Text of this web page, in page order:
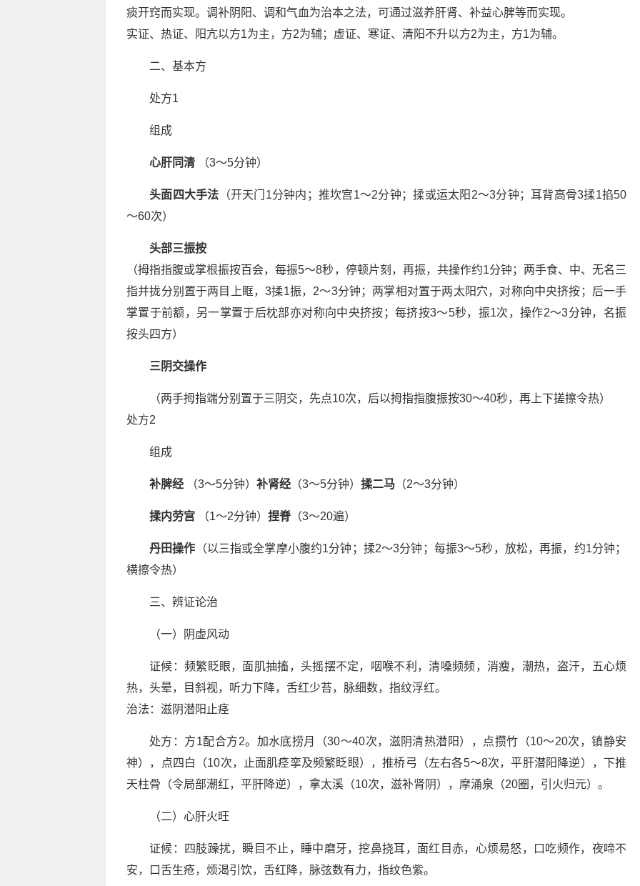
痰开窍而实现。调补阴阳、调和气血为治本之法，可通过滋养肝肾、补益心脾等而实现。
实证、热证、阳亢以方1为主，方2为辅；虚证、寒证、清阳不升以方2为主，方1为辅。
二、基本方
处方1
组成
心肝同清 （3～5分钟）
头面四大手法 （开天门1分钟内；推坎宫1～2分钟；揉或运太阳2～3分钟；耳背高骨3揉1掐50
～60次）
头部三振按
（拇指指腹或掌根振按百会，每振5～8秒，停顿片刻，再振，共操作约1分钟；两手食、中、无名三
指并拢分别置于两目上眶，3揉1振，2～3分钟；两掌相对置于两太阳穴，对称向中央挤按；后一手
掌置于前额，另一掌置于后枕部亦对称向中央挤按；每挤按3～5秒，振1次，操作2～3分钟，名振
按头四方）
三阴交操作
（两手拇指端分别置于三阴交，先点10次，后以拇指指腹振按30～40秒，再上下搓擦令热）
处方2
组成
补脾经 （3～5分钟） 补肾经 （3～5分钟） 揉二马 （2～3分钟）
揉内劳宫 （1～2分钟） 捏脊 （3～20遍）
丹田操作 （以三指或全掌摩小腹约1分钟；揉2～3分钟；每振3～5秒，放松，再振，约1分钟；
横擦令热）
三、辨证论治
（一）阴虚风动
证候：频繁眨眼，面肌抽搐，头摇摆不定，咽喉不利，清嗓频频，消瘦，潮热，盗汗，五心烦
热，头晕，目斜视，听力下降，舌红少苔，脉细数，指纹浮红。
治法：滋阴潜阳止痉
处方：方1配合方2。加水底捞月（30～40次，滋阴清热潜阳），点攒竹（10～20次，镇静安
神），点四白（10次，止面肌痉挛及频繁眨眼），推桥弓（左右各5～8次，平肝潜阳降逆），下推
天柱骨（令局部潮红，平肝降逆），拿太溪（10次，滋补肾阴），摩涌泉（20圈，引火归元）。
（二）心肝火旺
证候：四肢躁扰，瞬目不止，睡中磨牙，挖鼻挠耳，面红目赤，心烦易怒，口吃频作，夜啼不
安，口舌生疮，烦渴引饮，舌红降，脉弦数有力，指纹色紫。